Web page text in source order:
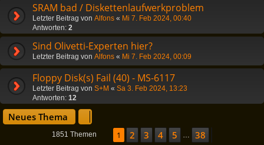
SRAM bad / Diskettenlaufwerkproblem
Letzter Beitrag von Alfons « Mi 7. Feb 2024, 00:40
Antworten: 2
Sind Olivetti-Experten hier?
Letzter Beitrag von Alfons « Mi 7. Feb 2024, 00:09
Floppy Disk(s) Fail (40) - MS-6117
Letzter Beitrag von S+M « Sa 3. Feb 2024, 13:23
Antworten: 12
Neues Thema
1851 Themen Seite1 von 38
1 2 3 4 5 … 38